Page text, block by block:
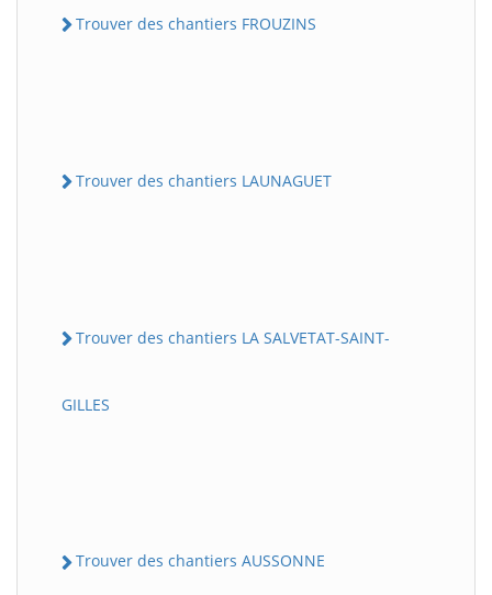
Trouver des chantiers FROUZINS
Trouver des chantiers LAUNAGUET
Trouver des chantiers LA SALVETAT-SAINT-
GILLES
Trouver des chantiers AUSSONNE